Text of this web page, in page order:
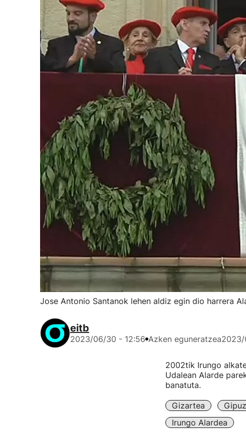
Jose Antonio Santanok lehen aldiz egin dio harrera
eitb
2023/06/30 - 12:56 Azken eguneratzea
2002tik Irungo
Udalean Alarde
banatuta.
Gizartea
Irungo Alardea